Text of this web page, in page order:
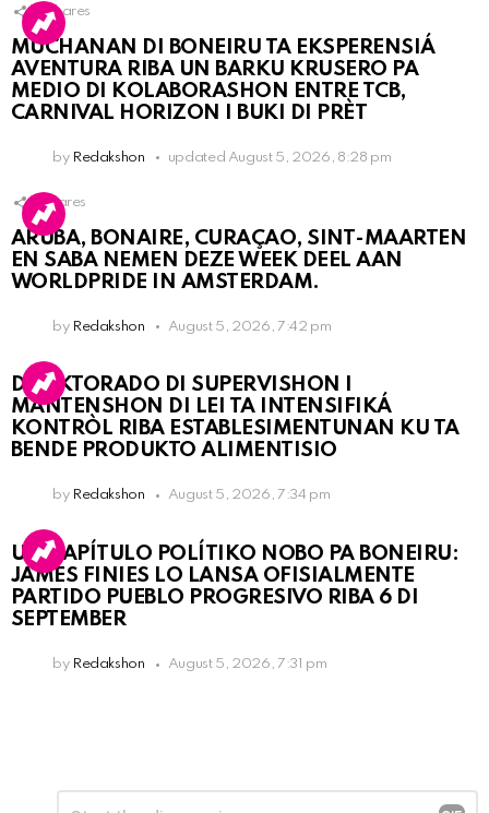
Shares
MUCHANAN DI BONEIRU TA EKSPERENSIÁ
AVENTURA RIBA UN BARKU KRUSERO PA
MEDIO DI KOLABORASHON ENTRE TCB,
CARNIVAL HORIZON I BUKI DI PRÈT
by Redakshon updated August 5, 2026, 8:28 pm
Shares
ARUBA, BONAIRE, CURAÇAO, SINT-MAARTEN
EN SABA NEMEN DEZE WEEK DEEL AAN
WORLDPRIDE IN AMSTERDAM.
by Redakshon August 5, 2026, 7:42 pm
DIREKTORADO DI SUPERVISHON I
MANTENSHON DI LEI TA INTENSIFIKÁ
KONTRÒL RIBA ESTABLESIMENTUNAN KU TA
BENDE PRODUKTO ALIMENTISIO
by Redakshon August 5, 2026, 7:34 pm
UN KAPÍTULO POLÍTIKO NOBO PA BONEIRU:
JAMES FINIES LO LANSA OFISIALMENTE
PARTIDO PUEBLO PROGRESIVO RIBA 6 DI
SEPTEMBER
by Redakshon August 5, 2026, 7:31 pm